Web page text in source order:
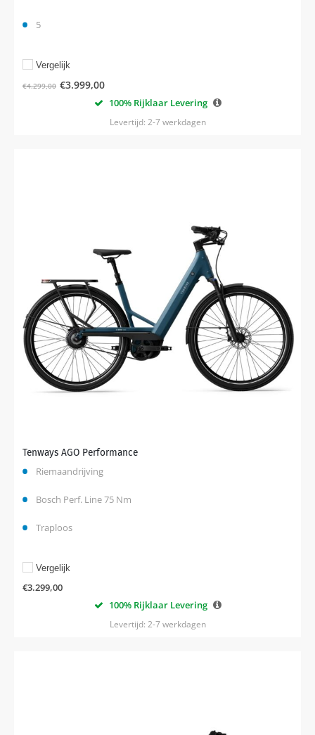
100% Rijklaar Levering
Levertijd: 2-7 werkdagen
5
€4.299,00 €3.999,00
Vergelijk
Tenways AGO Performance
100% Rijklaar Levering
Levertijd: 2-7 werkdagen
Riemaandrijving
Bosch Perf. Line 75 Nm
Traploos
€3.299,00
Vergelijk